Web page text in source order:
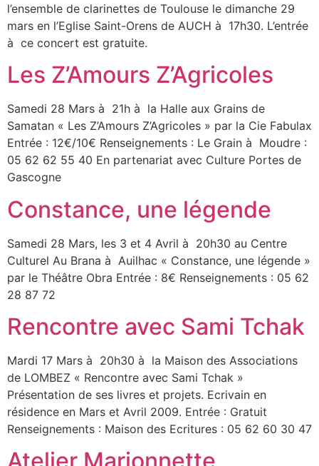
l’ensemble de clarinettes de Toulouse le dimanche 29
mars en l’Eglise Saint-Orens de AUCH à 17h30. L’entrée
à ce concert est gratuite.
Les Z’Amours Z’Agricoles
Samedi 28 Mars à 21h à la Halle aux Grains de
Samatan « Les Z’Amours Z’Agricoles » par la Cie Fabulax
Entrée : 12€/10€ Renseignements : Le Grain à Moudre :
05 62 62 55 40 En partenariat avec Culture Portes de
Gascogne
Constance, une légende
Samedi 28 Mars, les 3 et 4 Avril à 20h30 au Centre
Culturel Au Brana à Auilhac « Constance, une légende »
par le Théâtre Obra Entrée : 8€ Renseignements : 05 62
28 87 72
Rencontre avec Sami Tchak
Mardi 17 Mars à 20h30 à la Maison des Associations
de LOMBEZ « Rencontre avec Sami Tchak »
Présentation de ses livres et projets. Ecrivain en
résidence en Mars et Avril 2009. Entrée : Gratuit
Renseignements : Maison des Ecritures : 05 62 60 30 47